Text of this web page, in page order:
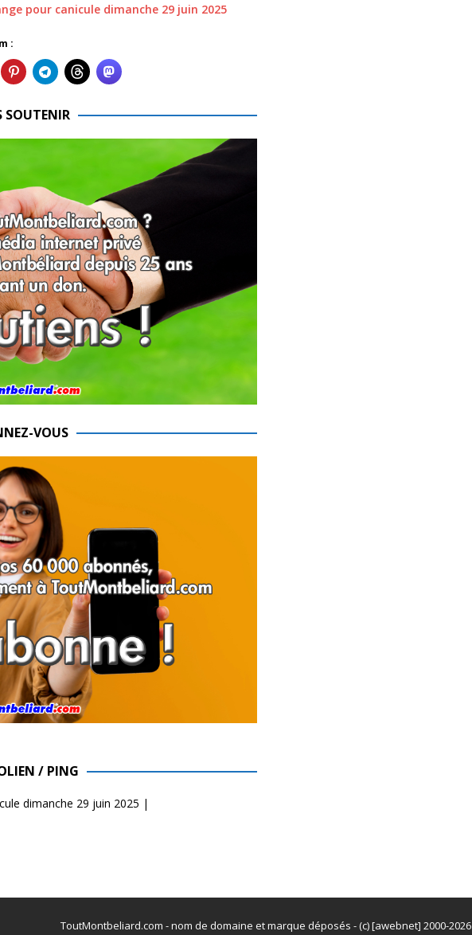
pour canicule dimanche 29 juin 2025
:
SOUTENIR
VOUS
/ PING
dimanche 29 juin 2025 |
ToutMontbeliard.com - nom de domaine et marque déposés - (c) [awebnet] 2000-2026